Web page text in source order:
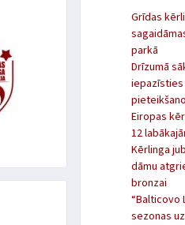
Grīdas
parkā
Drīzumā
iepazīsties
Eiropas
12
Kērlinga
dāmu
bronzai
“Balticovo
sezonas